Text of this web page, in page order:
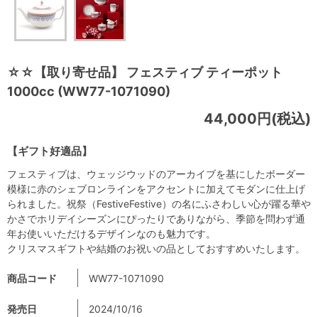
☆☆【取り寄せ品】 フェスティブ ティーポット
1000cc (WW77-1071090)
【ギフト好適品】
44,000円(税込)
商品コード WW77-1071090
発売日 2024/10/16
フェスティブは、ウェッジウッドのアーカイブを基にしたボーダー
模様に赤のシェブロンラインをアクセントに加えてモダンに仕上げ
られました。祝祭（FestiveFestive）の名にふさわしい心が躍る華や
かさでホリデイシーズンにぴったりでありながら、季節を問わず通
年お使いいただけるデザインなのも魅力です。
クリスマスギフトや結婚のお祝いの品としておすすめいたします。